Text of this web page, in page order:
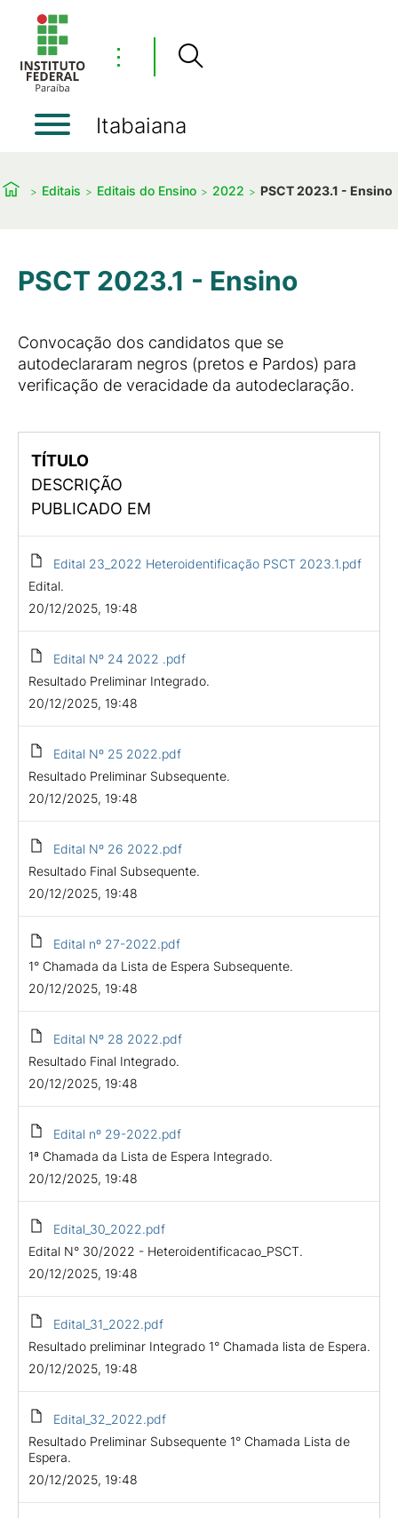
⋮
Itabaiana
Editais Editais do Ensino 2022 PSCT 2023.1 - Ensino
PSCT 2023.1 - Ensino
Convocação dos candidatos que se
autodeclararam negros (pretos e Pardos) para
verificação de veracidade da autodeclaração.
TÍTULO
DESCRIÇÃO
PUBLICADO EM
Edital 23_2022 Heteroidentificação PSCT 2023.1.pdf
Edital.
20/12/2025, 19:48
Edital Nº 24 2022 .pdf
Resultado Preliminar Integrado.
20/12/2025, 19:48
Edital Nº 25 2022.pdf
Resultado Preliminar Subsequente.
20/12/2025, 19:48
Edital Nº 26 2022.pdf
Resultado Final Subsequente.
20/12/2025, 19:48
Edital nº 27-2022.pdf
1° Chamada da Lista de Espera Subsequente.
20/12/2025, 19:48
Edital Nº 28 2022.pdf
Resultado Final Integrado.
20/12/2025, 19:48
Edital nº 29-2022.pdf
1ª Chamada da Lista de Espera Integrado.
20/12/2025, 19:48
Edital_30_2022.pdf
Edital N° 30/2022 - Heteroidentificacao_PSCT.
20/12/2025, 19:48
Edital_31_2022.pdf
Resultado preliminar Integrado 1° Chamada lista de Espera.
20/12/2025, 19:48
Edital_32_2022.pdf
Resultado Preliminar Subsequente 1° Chamada Lista de
Espera.
20/12/2025, 19:48